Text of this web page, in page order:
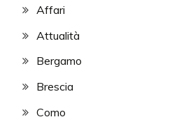
Affari
Attualità
Bergamo
Brescia
Como